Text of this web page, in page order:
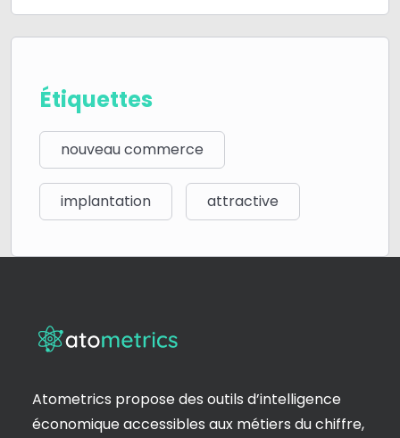
Étiquettes
nouveau commerce
implantation attractive
Atometrics propose des outils d’intelligence
économique accessibles aux métiers du chiffre,